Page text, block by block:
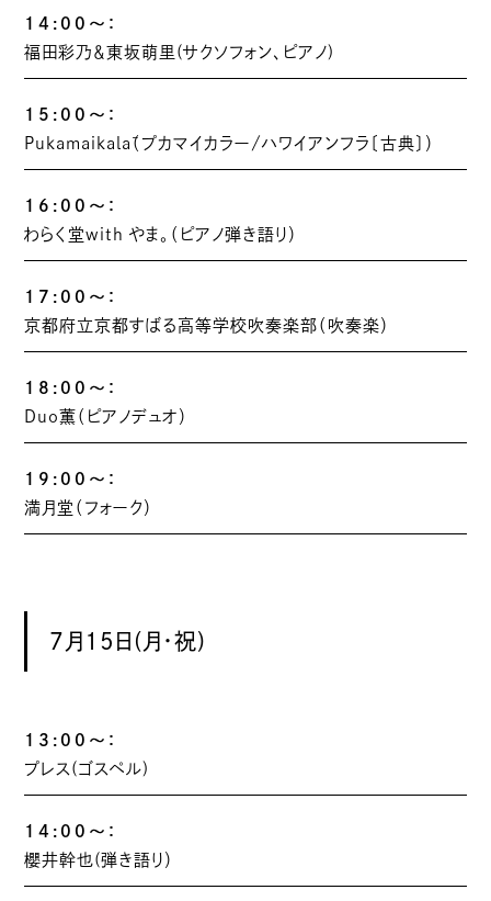
14:00～：
福田彩乃＆東坂萌里(サクソフォン、ピアノ)
15:00～：
Pukamaikalā（プカマイカラー/ハワイアンフラ〔古典〕）
16:00～：
わらく堂with やま。（ピアノ弾き語り）
17:00～：
京都府立京都すばる高等学校吹奏楽部（吹奏楽）
18:00～：
Duo薫（ピアノデュオ）
19:00～：
満月堂（フォーク）
7月15日(月・祝)
13:00～：
プレス(ゴスペル)
14:00～：
櫻井幹也(弾き語り）